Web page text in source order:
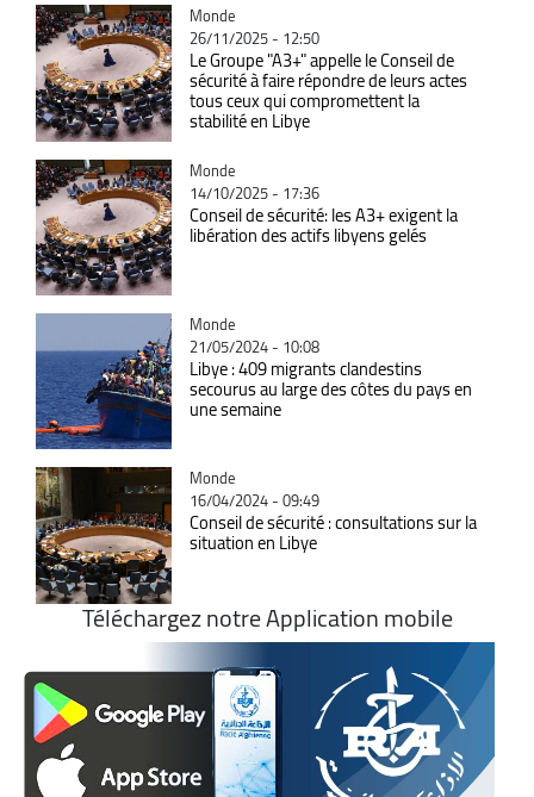
Catégorie
Monde
26/11/2025 - 12:50
Le Groupe "A3+" appelle le Conseil de
sécurité à faire répondre de leurs actes
tous ceux qui compromettent la
stabilité en Libye
Catégorie
Monde
14/10/2025 - 17:36
Conseil de sécurité: les A3+ exigent la
libération des actifs libyens gelés
Catégorie
Monde
21/05/2024 - 10:08
Libye : 409 migrants clandestins
secourus au large des côtes du pays en
une semaine
Catégorie
Monde
16/04/2024 - 09:49
Conseil de sécurité : consultations sur la
situation en Libye
Téléchargez notre Application mobile